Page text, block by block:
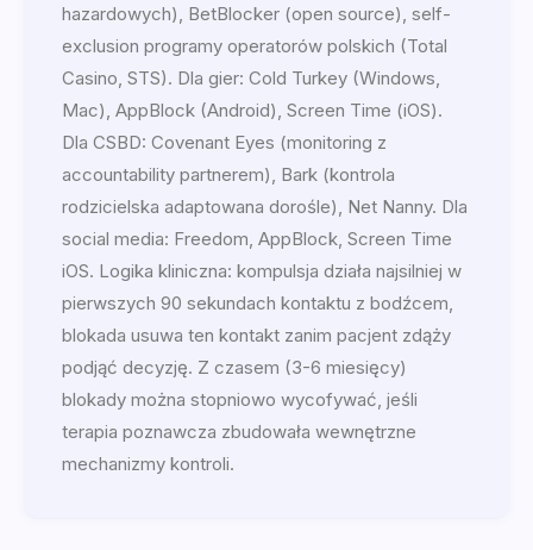
hazardowych), BetBlocker (open source), self-
exclusion programy operatorów polskich (Total
Casino, STS). Dla gier: Cold Turkey (Windows,
Mac), AppBlock (Android), Screen Time (iOS).
Dla CSBD: Covenant Eyes (monitoring z
accountability partnerem), Bark (kontrola
rodzicielska adaptowana dorośle), Net Nanny. Dla
social media: Freedom, AppBlock, Screen Time
iOS. Logika kliniczna: kompulsja działa najsilniej w
pierwszych 90 sekundach kontaktu z bodźcem,
blokada usuwa ten kontakt zanim pacjent zdąży
podjąć decyzję. Z czasem (3-6 miesięcy)
blokady można stopniowo wycofywać, jeśli
terapia poznawcza zbudowała wewnętrzne
mechanizmy kontroli.